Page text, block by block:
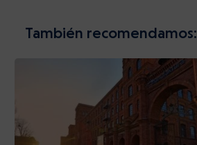
También recomendamos: